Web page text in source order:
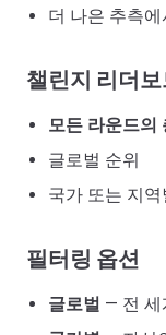
더 나은 추측에
챌린지 리더
모든 라운드의
글로벌 순위
국가 또는 지역
필터링 옵션
글로벌 — 전 세